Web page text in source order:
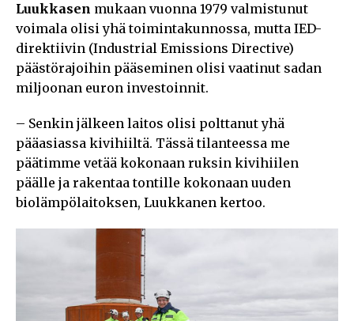
Luukkasen mukaan vuonna 1979 valmistunut
voimala olisi yhä toimintakunnossa, mutta IED-
direktiivin (Industrial Emissions Directive)
päästörajoihin pääseminen olisi vaatinut sadan
miljoonan euron investoinnit.
– Senkin jälkeen laitos olisi polttanut yhä
pääasiassa kivihiiltä. Tässä tilanteessa me
päätimme vetää kokonaan ruksin kivihiilen
päälle ja rakentaa tontille kokonaan uuden
biolämpölaitoksen, Luukkanen kertoo.